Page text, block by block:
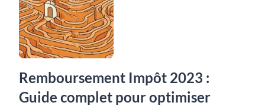
Remboursement Impôt 2023 :
Guide complet pour optimiser